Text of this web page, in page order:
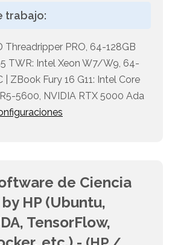
trabajo:
Threadripper PRO, 64-128GB
TWR: Intel Xeon W7/W9, 64-
| ZBook Fury 16 G11: Intel Core
5600, NVIDIA RTX 5000 Ada
de Ciencia
HP (Ubuntu,
TensorFlow,